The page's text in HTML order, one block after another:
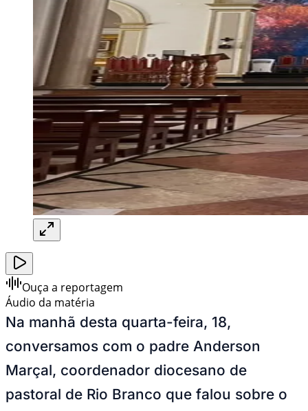
Ouça a reportagem
Áudio da matéria
Na manhã desta quarta-feira, 18,
conversamos com o padre Anderson
Marçal, coordenador diocesano de
pastoral de Rio Branco que falou sobre o